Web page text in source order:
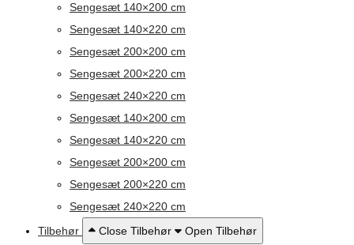
Sengesæt 140×200 cm
Sengesæt 140×220 cm
Sengesæt 200×200 cm
Sengesæt 200×220 cm
Sengesæt 240×220 cm
Sengesæt 140×200 cm
Sengesæt 140×220 cm
Sengesæt 200×200 cm
Sengesæt 200×220 cm
Sengesæt 240×220 cm
Tilbehør
Close Tilbehør Open Tilbehør